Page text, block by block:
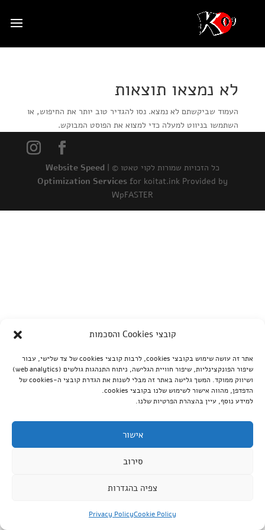
קובצי Cookies והסכמות
אתר זה עושה שימוש בקובצי cookies, לרבות קובצי cookies של צד שלישי, עבור
שיפור הפונקצינליות, שיפור חוויית הגלישה, ניתוח התנהגות גולשים (web analytics)
ושיווק ממוקד. המשך גלישה באתר זה מבלי לשנות את הגדרת קובצי ה-cookies של
הדפדפן, מהווה אישור לשימוש שלנו בקובצי cookies.
למידע נוסף, עיין בהצהרת הפרטיות שלנו.
אישור
סירוב
צפיה בהגדרות
Cookie Policy
Privacy Policy
לא נמצאו תוצאות
העמוד שביקשתם לא נמצא. נסו להגדיר טוב יותר את החיפוש, או
השתמשו בניווט למעלה כדי למצוא את הפוסט המבוקש.
כל הזכויות שמורות לקוי טאטו © | Website Speed
Optimization Services for koitat.ink Provided by
WpFASTER